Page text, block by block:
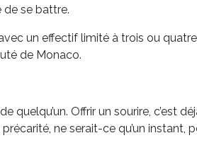
de se battre.
un effectif limité à trois ou
de Monaco.
Offrir un sourire, c’est
ne serait-ce qu’un instant,